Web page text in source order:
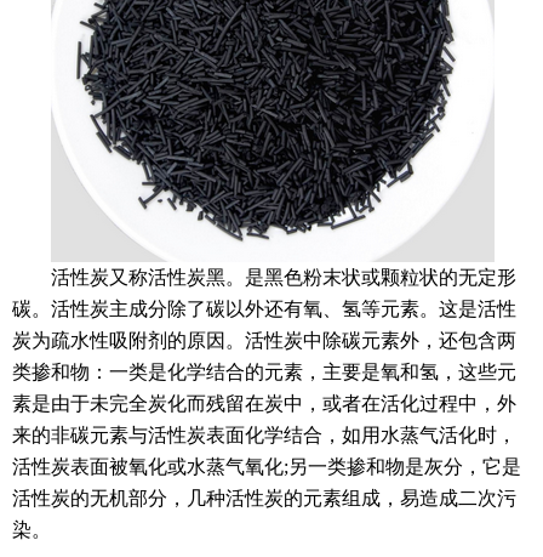
活性炭又称活性炭黑。是黑色粉末状或颗粒状的无定形
碳。活性炭主成分除了碳以外还有氧、氢等元素。这是活性
炭为疏水性吸附剂的原因。活性炭中除碳元素外，还包含两
类掺和物：一类是化学结合的元素，主要是氧和氢，这些元
素是由于未完全炭化而残留在炭中，或者在活化过程中，外
来的非碳元素与活性炭表面化学结合，如用水蒸气活化时，
活性炭表面被氧化或水蒸气氧化;另一类掺和物是灰分，它是
活性炭的无机部分，几种活性炭的元素组成，易造成二次污
染。